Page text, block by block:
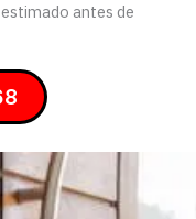
antes de